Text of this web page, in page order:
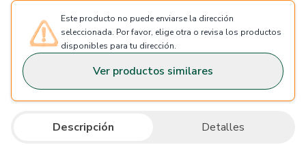
Este producto no puede enviarse la dirección
seleccionada. Por favor, elige otra o revisa los productos
disponibles para tu dirección.
Ver productos similares
Descripción Detalles